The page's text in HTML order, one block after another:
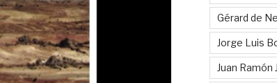
Gérard de
Jorge Luis
Juan Ramón